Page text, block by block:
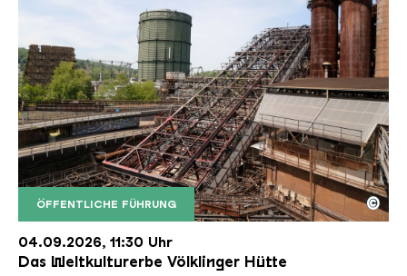
ÖFFENTLICHE FÜHRUNG
Der Erzschrägaufzug der Völklinger Hütte mit
Copyright: Weltkulturerbe Völklinger Hütte | Karl
©
04.09.2026, 11:30 Uhr
Das Weltkulturerbe Völklinger Hütte